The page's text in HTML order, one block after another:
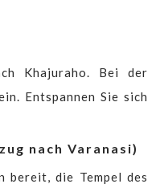
Khajuraho. Bei der
Entspannen Sie sich
nach Varanasi)
bereit, die Tempel des